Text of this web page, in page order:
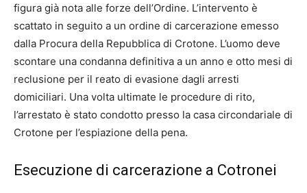
figura già nota alle forze dell’Ordine. L’intervento è
scattato in seguito a un ordine di carcerazione emesso
dalla Procura della Repubblica di Crotone. L’uomo deve
scontare una condanna definitiva a un anno e otto mesi di
reclusione per il reato di evasione dagli arresti
domiciliari. Una volta ultimate le procedure di rito,
l’arrestato è stato condotto presso la casa circondariale di
Crotone per l’espiazione della pena.
Esecuzione di carcerazione a Cotronei